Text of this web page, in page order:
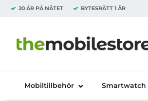
20 ÅR PÅ NÄTET BYTESRÄTT 1 ÅR
Startsidan för
Mobiltillbehör